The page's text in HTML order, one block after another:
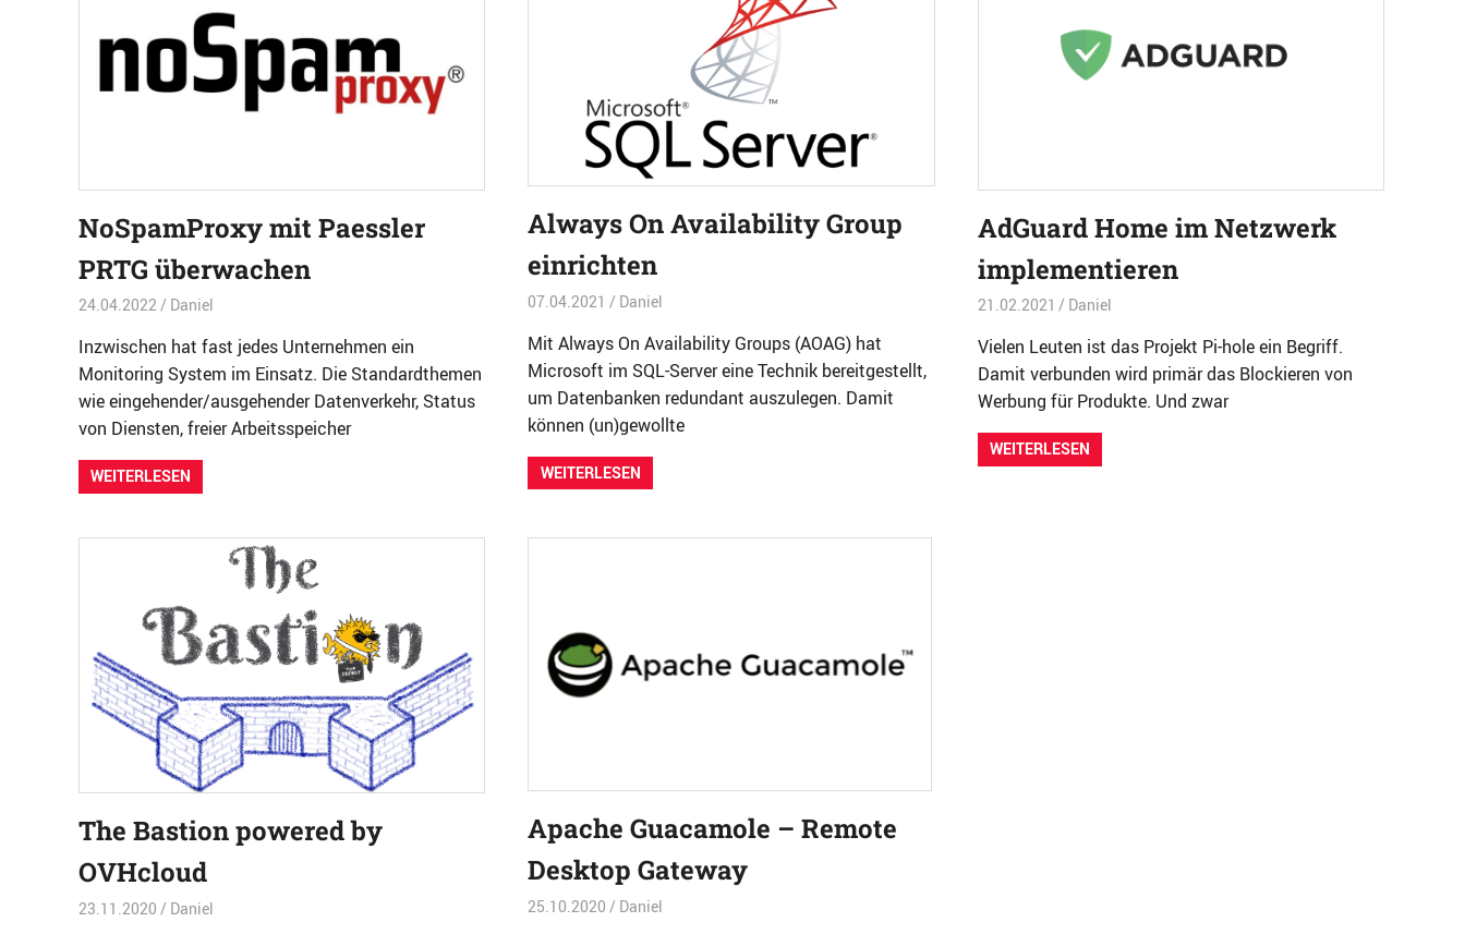
NoSpamProxy mit Paessler
PRTG überwachen
24.04.2022 Daniel Überwachung
Inzwischen hat fast jedes Unternehmen ein
Monitoring System im Einsatz. Die Standardthemen
wie eingehender/ausgehender Datenverkehr, Status
von Diensten, freier Arbeitsspeicher
WEITERLESEN
Always On Availability Group
einrichten
07.04.2021 Daniel
Mit Always On Availability Groups (AOAG) hat
Microsoft im SQL-Server eine Technik bereitgestellt,
um Datenbanken redundant auszulegen. Damit
können (un)gewollte
WEITERLESEN
AdGuard Home im Netzwerk
implementieren
21.02.2021 Daniel
Vielen Leuten ist das Projekt Pi-hole ein Begriff.
Damit verbunden wird primär das Blockieren von
Werbung für Produkte. Und zwar
WEITERLESEN
The Bastion powered by
OVHcloud
23.11.2020 Daniel
Apache Guacamole – Remote
Desktop Gateway
25.10.2020 Daniel